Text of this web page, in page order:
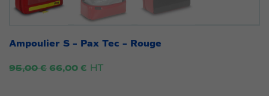
Ampoulier S – Pax Tec – Rouge
95,00€ Le
66,00 € Le
HT